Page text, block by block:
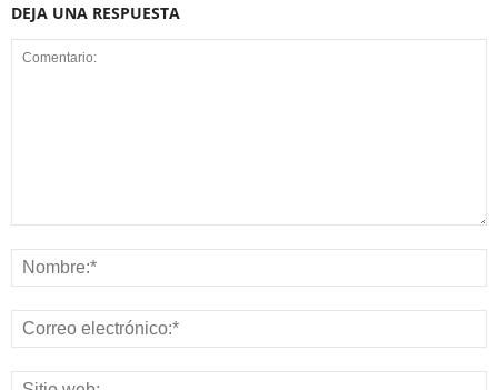
DEJA UNA RESPUESTA